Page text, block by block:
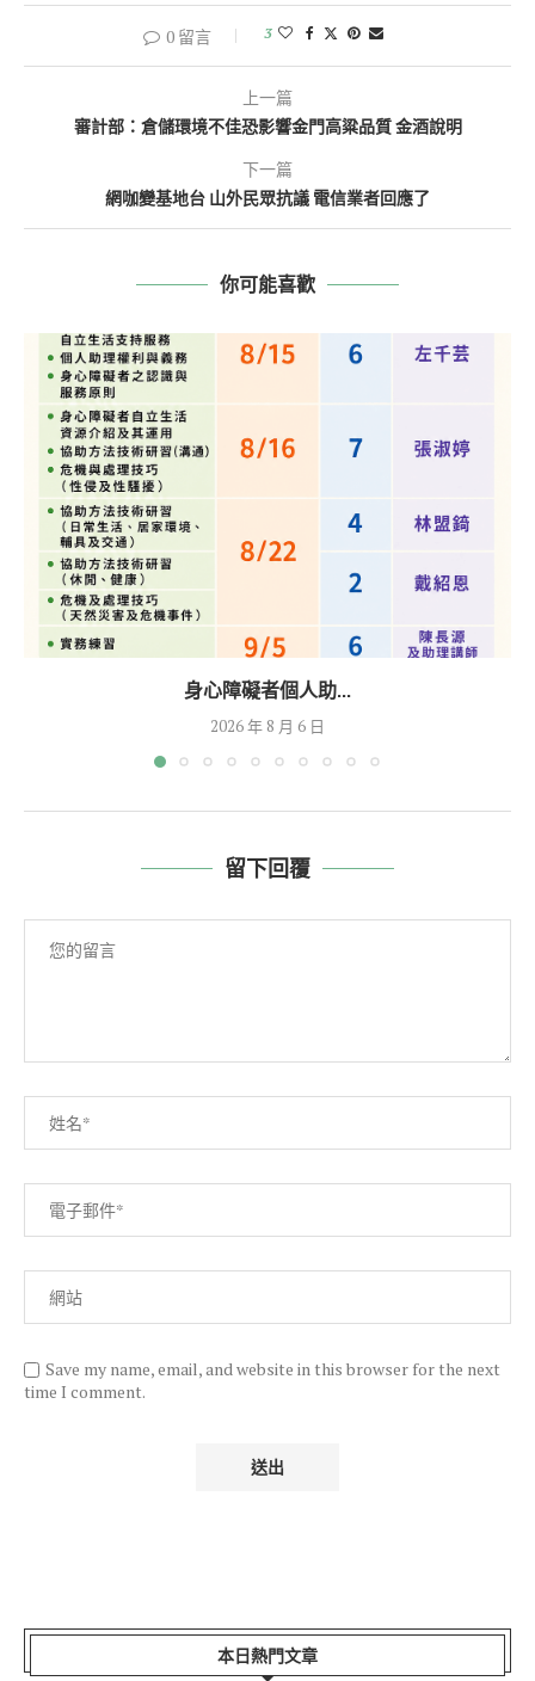
0 留言 3
上一篇
審計部：倉儲環境不佳恐影響金門高粱品質 金酒說明
下一篇
網咖變基地台 山外民眾抗議 電信業者回應了
你可能喜歡
身心障礙者個人助...
2026 年 8 月 6 日
留下回覆
Save my name, email, and website in this browser for the next
time I comment.
本日熱門文章